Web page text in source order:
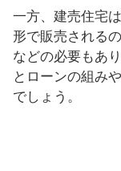
一方、建売住宅
形で販売される
などの必要もあ
とローンの組み
でしょう。